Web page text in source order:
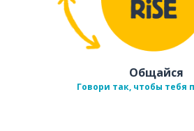
Общайся
Говори так, чтобы тебя